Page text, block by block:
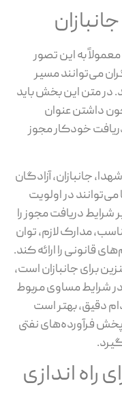
به این تصور
می‌توانند مسیر
متن این بخش باید
عنوان
خودکار مجوز
جانبازان، آزادگان
در اولویت
دریافت مجوز را
مدارک لازم، توان
را ارائه کند.
برای جانبازان است،
مساوی مربوط
بهتر است
فرآورده‌های نفتی
اندازی